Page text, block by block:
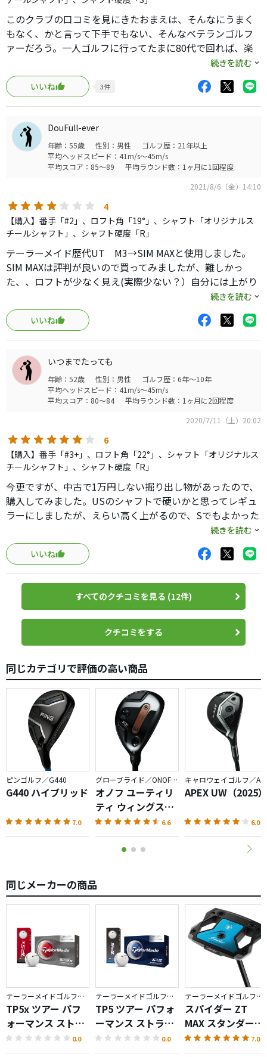
このクラブの口コミを見にきたおまえは、そんなにうまく
もなく、かと言って下手でもない、そんなベテランゴルフ
ァーだろう。一人ゴルフに行ってたまに80代で回れば、楽
このクラブが飛ぶか、上がるか、芯を外した時にどうなる
か、知りたくてきたと思うが、俺の話しを少し聞いていっ
てくれ。
俺たちの悩みといえば、老後にやることと家族との関係以
外には、長めのミドルホールの180ヤード前後をどう打つ方
だ。
俺たちのヘッドスピードではアイアンではせいぜい170、現
ただ、ドライバーがブーメランフックして失敗したとして
も、180ヤードしっかり打てれば、暇にあかせて鍛えた58
度のウェッジでボギーは拾える。
問題は150ヤードはトップしても飛んで、左にひっかけても
林に入らず、間違って飛びすぎたとしても190ヤード先のバ
ンカーに入らないクラブだ。
そこで俺たちはそんなクラブを求めてクラブを物色してき
た。
YouTube を見てあたりをつけてゴルフショップに行くと、
ャフトのユーティリティを薦められる。
試打室で打つとすこぶる良い。
カキーンという快音とともに真っ直ぐ180ヤード飛び、素晴
らしいランディングアングルでグリーンにピタッと止まり
しかし、こんなクラブは実戦ではダメだ。
買ってコースに持ち込めば、ヘッドが重すぎてダブりトッ
入れてしまう。
俺たちはそんな経験を何度繰り返して途方にくれてきたこ
とだろう。親しくもない団塊にドンマイとはもう言われた
そんな中、俺が運命に導かれたように、ゴルフパートナー
の特売コーナーで出会ったのがこのGAPRだ。
こいつの小さいヘッドはいかにも難しそうだ。シャフトも
スチールでヘッドスピード40を超えない俺には無理かもし
れない。しかも新品では買えない。
だが、俺は試打もせず買った。
本題に戻ろう。
こいつは飛ぶか？飛ばない。
こいつが曲がるか？曲がらない。
こいつでボールは上がるか？上がる。
芯を外した時どうなるか？少し飛ばなくなるだけだ。
これが答えだ。
ヘッドが小さいからダブりもトップも減ったので150ヤード
は飛ぶし、190ヤードは飛ばない
。
抜けのいいヘッドだから大抵のラフも傾斜も大丈夫だ。ロ
フトなりに上に上がるし、スチールシャフトのおかげであ
まり曲がらない。
重要だ)ボールを運んでくれる。
カットに入れればスライスしてくれるし、手を返せばドロ
ーボールだ。
打ち込めば低い球が出るし、ティーアップすれば球は高く
上がる。
逆球が出ることはまずない。
そうだ、こいつは、俺たちの青春そのもの、NSR,TZRとい
ったツーストバイクだ。脳みそを置いていかれるような加
速感は10代の輝きとともにおまえの心にも刻み込まれてる
に違いない。
魔性の加速だが、最高速度は180キロ、軽量で左右に自由自
在、ダブルディスクでピタッと止まる。しかし、もう生産
されることはない。
続きを読む
いいね
3件
DouFull-ever
年齢：55歳 性別：男性
ゴルフ歴：21年以上
平均ヘッドスピード：41m/s～45m/s
平均スコア：85～89
平均ラウンド数：1ヶ月に1回程度
2021/8/6（金）14:10
4
【購入】番手「#2」、ロフト角「19°」、シャフト「オリジナルス
チールシャフト」、シャフト硬度「R」
テーラーメイド歴代UT M3→SIM MAXと使用しました。
SIM MAXは評判が良いので買ってみましたが、難しかっ
た、、ロフトが少なく見え(実際少ない？）自分には上がり
&#10068;GAPR HIはロフトが大きく見え、かつOPEN
FACEな座りがGOODです。HEDはかなりの小振りですが、
そこがGOODかも、、、ラフとかでも抜けいいかも、、し
れない、、それと、やはりカチャカチャがあるとロフト調
整出来、弾道設定できるのがアマチュアにはGOODです。
続きを読む
いいね
いつまでたっても
年齢：52歳 性別：男性
ゴルフ歴：6年～10年
平均ヘッドスピード：41m/s～45m/s
平均スコア：80～84
平均ラウンド数：1ヶ月に2回程度
2020/7/11（土）20:02
6
【購入】番手「#3+」、ロフト角「22°」、シャフト「オリジナルス
チールシャフト」、シャフト硬度「R」
今更ですが、中古で1万円しない掘り出し物があったので、
購入してみました。USのシャフトで硬いかと思ってレギュ
ラーにしましたが、えらい高く上がるので、Sでもよかった
Ping G410の同じ22度(シャフトは173-85/s)よりも見た目10
ヤードくらい高く上がり、その分キャリーも出ていて、キ
ャリーとラン合わせてG410よりも10-15ヤードは飛んでま
す。G410との比較では一番手分飛んでる感じでしょうか。
驚いたのは、GAPRは一般的なユーティリティと比べてヘッ
ドが小さいですが、構えてみるとG410よりもフェース面が
よくよく比べてみると、GAPRの方が大分ディープフェース
れは購入するまで分かりませんでしたが、大きな安心感で
すし、ラフでも頼りになります。
もっと早く買っていれば無駄なユーティリティ投資が抑え
られていたのに、ヘッド体積だけで買うのを躊躇してたの
が悔やまれます。。その位良いです。
続きを読む
いいね
すべてのクチコミを見る (12件)
クチコミをする
同じカテゴリで評価の高い商品
ピンゴルフ／G440
G440 ハイブリッド
7.0
グローブライド／ONOFF AKA
オノフ ユーティリ
ティ ウィングス
AKA（2026）
6.6
APEX UW（2025）
6.0
同じメーカーの商品
テーラーメイドゴルフ／TP5
TP5x ツアー パフ
ォーマンス ストラ
イプ ボール
0.0
テーラーメイドゴルフ／TP5
TP5 ツアー パフォ
ーマンス ストライ
プ ボール
0.0
テーラーメイドゴルフ／Spider ZT
スパイダー ZT
MAX スタンダード
パター
7.0